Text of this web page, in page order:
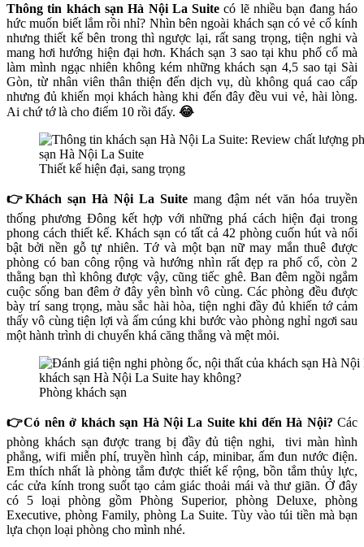
Thông tin khách sạn Hà Nội La Suitecó lẽ nhiều bạn đang háo
hức muốn biết lắm rồi nhỉ? Nhìn bên ngoài khách sạn có vẻ cổ kính
nhưng thiết kế bên trong thì ngược lại, rất sang trọng, tiện nghi và
mang hơi hướng hiện đại hơn. Khách sạn 3 sao tại khu phố cổ mà
làm mình ngạc nhiên không kém những khách sạn 4,5 sao tại Sài
Gòn, từ nhân viên thân thiện đến dịch vụ, dù không quá cao cấp
nhưng đủ khiến mọi khách hàng khi đến đây đều vui vẻ, hài lòng.
Ai chứ tớ là cho điểm 10 rồi đấy. 😂
Thiết kế hiện đại, sang trọng
👉Khách sạn Hà Nội La Suite mang đậm nét văn hóa truyền
thống phương Đông kết hợp với những phá cách hiện đại trong
phong cách thiết kế. Khách sạn có tất cả 42 phòng cuốn hút và nổi
bật bởi nền gỗ tự nhiên. Tớ và một bạn nữ may mắn thuê được
phòng có ban công rộng và hướng nhìn rất đẹp ra phố cổ, còn 2
thằng bạn thì không được vậy, cũng tiếc ghê. Ban đêm ngồi ngắm
cuộc sống ban đêm ở đây yên bình vô cùng. Các phòng đều được
bày trí sang trọng, màu sắc hài hòa, tiện nghi đầy đủ khiến tớ cảm
thấy vô cùng tiện lợi và ấm cúng khi bước vào phòng nghỉ ngơi sau
một hành trình di chuyển khá căng thẳng và mệt mỏi.
Phòng khách sạn
👉Có nên ở khách sạn Hà Nội La Suite khi đến Hà Nội? Các
phòng khách sạn được trang bị đầy đủ tiện nghi, tivi màn hình
phẳng, wifi miễn phí, truyền hình cáp, minibar, ấm đun nước điện.
Em thích nhất là phòng tắm được thiết kế rộng, bồn tắm thủy lực,
các cửa kính trong suốt tạo cảm giác thoải mái và thư giãn. Ở đây
có 5 loại phòng gồm Phòng Superior, phòng Deluxe, phòng
Executive, phòng Family, phòng La Suite. Tùy vào túi tiền mà bạn
lựa chọn loại phòng cho mình nhé.